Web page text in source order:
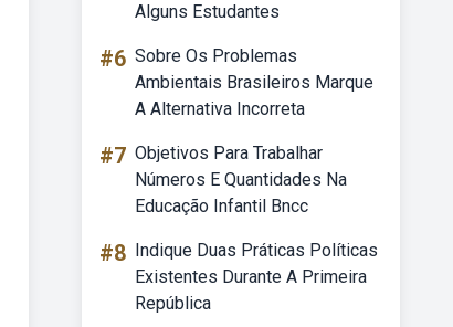
Alguns Estudantes
#6 Sobre Os Problemas
Ambientais Brasileiros Marque
A Alternativa Incorreta
#7 Objetivos Para Trabalhar
Números E Quantidades Na
Educação Infantil Bncc
#8 Indique Duas Práticas Políticas
Existentes Durante A Primeira
República